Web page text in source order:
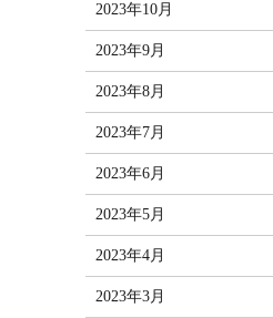
2023年10月
2023年9月
2023年8月
2023年7月
2023年6月
2023年5月
2023年4月
2023年3月